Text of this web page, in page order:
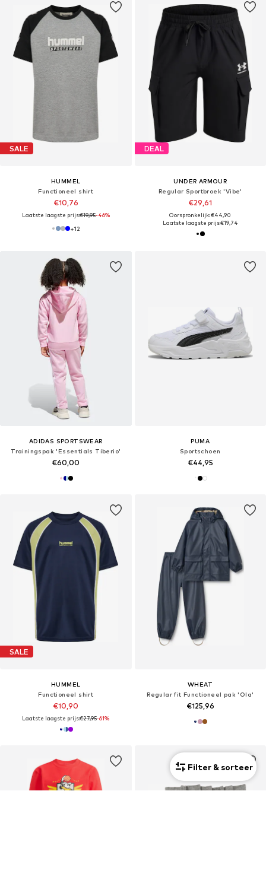
SALE
HUMMEL
Functioneel shirt
€10,76
Laatste laagste prijs:€19,95-46%
+12
DEAL
UNDER ARMOUR
Regular Sportbroek 'Vibe'
€29,61
Oorspronkelijk: €44,90
Laatste laagste prijs:€19,74
ADIDAS SPORTSWEAR
Trainingspak 'Essentials Tiberio'
€60,00
PUMA
Sportschoen
€44,95
SALE
HUMMEL
Functioneel shirt
€10,90
Laatste laagste prijs:€27,95-61%
WHEAT
Regular fit Functioneel pak 'Ola'
€125,96
Filter & sorteer